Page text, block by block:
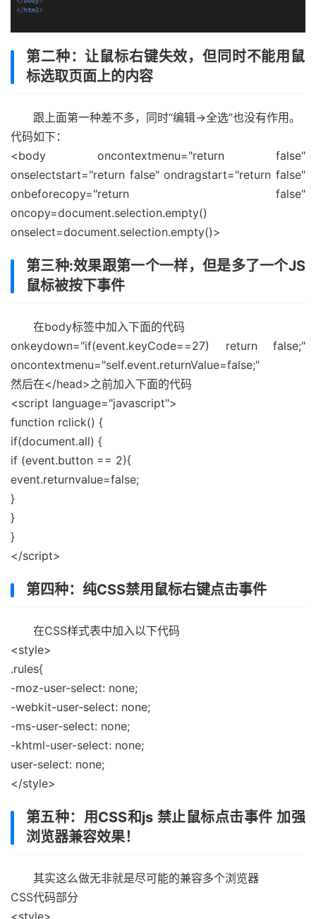
第二种：让鼠标右键失效，但同时不能用鼠
标选取页面上的内容
跟上面第一种差不多，同时“编辑->全选”也没有作用。
代码如下：
<body oncontextmenu="return false"
onselectstart="return false" ondragstart="return false"
onbeforecopy="return false"
oncopy=document.selection.empty()
onselect=document.selection.empty()>
第三种:效果跟第一个一样，但是多了一个JS
鼠标被按下事件
在body标签中加入下面的代码
onkeydown="if(event.keyCode==27) return false;"
oncontextmenu="self.event.returnValue=false;"
然后在</head>之前加入下面的代码
<script language="javascript">
function rclick() {
if(document.all) {
if (event.button == 2){
event.returnvalue=false;
}
}
}
</script>
第四种：纯CSS禁用鼠标右键点击事件
在CSS样式表中加入以下代码
<style>
.rules{
-moz-user-select: none;
-webkit-user-select: none;
-ms-user-select: none;
-khtml-user-select: none;
user-select: none;
</style>
第五种：用CSS和js 禁止鼠标点击事件 加强
浏览器兼容效果！
其实这么做无非就是尽可能的兼容多个浏览器
CSS代码部分